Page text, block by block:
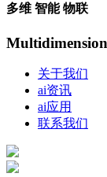
多维 智能 物联
关于我们
ai资讯
ai应用
联系我们